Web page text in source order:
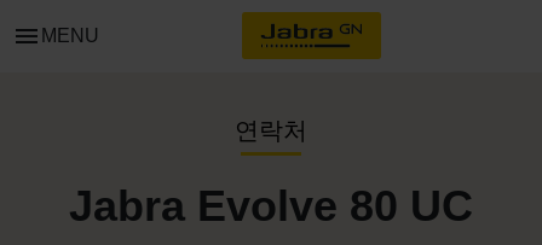
menu MENU
연락처
Jabra Evolve 80 UC